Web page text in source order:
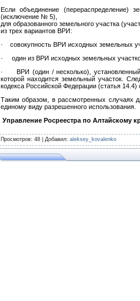
Если объединение (перераспределение)
(исключение № 5),
для образованного земельного участка
из трех вариантов ВРИ:
· совокупность ВРИ исходных земельных
· один из ВРИ исходных земельных
· ВРИ (один / несколько),
которой находится земельный участок.
кодекса Российской Федерации (статья
Таким образом, в рассмотренных случаях
единому виду разрешенного использования.
Управление Росреестра по Алтайскому
Просмотров: 48 | Добавил: aleksey_kovalenko